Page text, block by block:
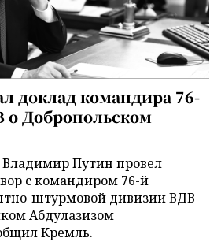
доклад командира 76-
Добропольском
Путин провел
с командиром 76-й
штурмовой дивизии ВДВ
Абдулазизом
Кремль.